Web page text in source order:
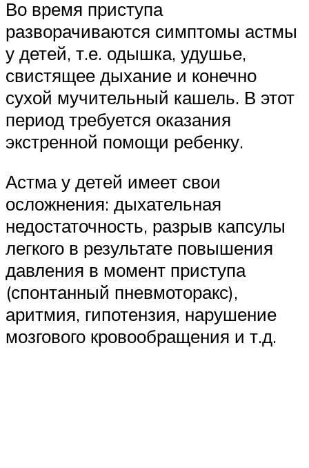
Во время приступа
разворачиваются симптомы астмы
у детей, т.е. одышка, удушье,
свистящее дыхание и конечно
сухой мучительный кашель. В этот
период требуется оказания
экстренной помощи ребенку.
Астма у детей имеет свои
осложнения: дыхательная
недостаточность, разрыв капсулы
легкого в результате повышения
давления в момент приступа
(спонтанный пневмоторакс),
аритмия, гипотензия, нарушение
мозгового кровообращения и т.д.